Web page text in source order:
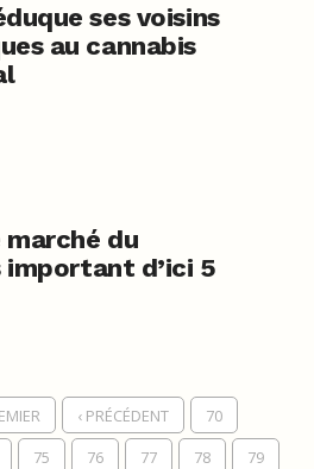
ses voisins
au cannabis
marché du
important d’ici 5
‹ PRÉCÉDENT
70
75 76 77 78
79